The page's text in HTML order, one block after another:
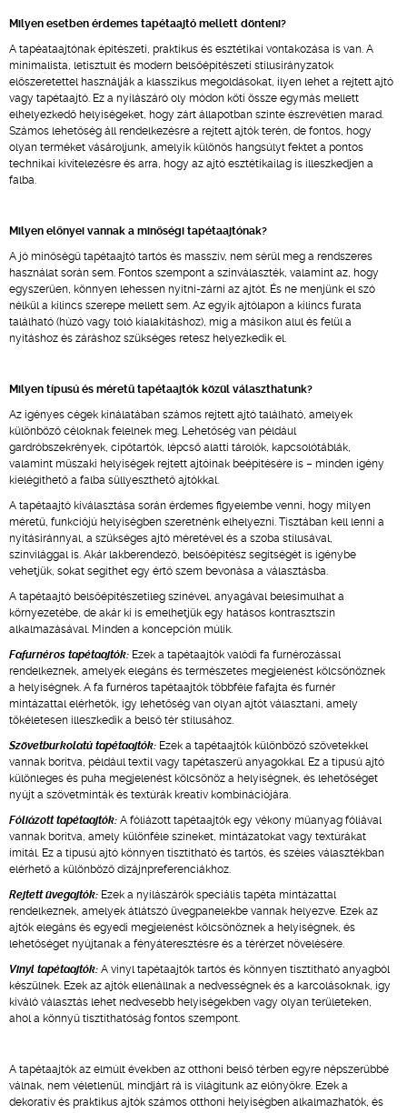
Milyen esetben érdemes tapétaajtó mellett dönteni?
A tapéataajtónak építészeti, praktikus és esztétikai vontakozása is van. A
minimalista, letisztult és modern belsőépítészeti stílusirányzatok
előszeretettel használják a klasszikus megoldásokat, ilyen lehet a rejtett ajtó
vagy tapétaajtó. Ez a nyílászáró oly módon köti össze egymás mellett
elhelyezkedő helyiségeket, hogy zárt állapotban szinte észrevétlen marad.
Számos lehetőség áll rendelkezésre a rejtett ajtók terén, de fontos, hogy
olyan terméket vásároljunk, amelyik különös hangsúlyt fektet a pontos
technikai kivitelezésre és arra, hogy az ajtó esztétikailag is illeszkedjen a
falba.
Milyen előnyei vannak a minőségi tapétaajtónak?
A jó minőségű tapétaajtó tartós és masszív, nem sérül meg a rendszeres
használat során sem. Fontos szempont a színválaszték, valamint az, hogy
egyszerűen, könnyen lehessen nyitni-zárni az ajtót. És ne menjünk el szó
nélkül a kilincs szerepe mellett sem. Az egyik ajtólapon a kilincs furata
található (húzó vagy toló kialakításhoz), míg a másikon alul és felül a
nyitáshoz és záráshoz szükséges retesz helyezkedik el.
Milyen típusú és méretű tapétaajtók közül választhatunk?
Az igényes cégek kínálatában számos rejtett ajtó található, amelyek
különböző céloknak felelnek meg. Lehetőség van például
gardróbszekrények, cipőtartók, lépcső alatti tárolók, kapcsolótáblák,
valamint műszaki helyiségek rejtett ajtóinak beépítésére is – minden igény
kielégíthető a falba süllyeszthető ajtókkal.
A tapétaajtó kiválasztása során érdemes figyelembe venni, hogy milyen
méretű, funkciójú helyiségben szeretnénk elhelyezni. Tisztában kell lenni a
nyitásiránnyal, a szükséges ajtó méretével és a szoba stílusával,
színvilággal is. Akár lakberendező, belsőépítész segítségét is igénybe
vehetjük, sokat segíthet egy értő szem bevonása a választásba.
A tapétaajtó belsőépítészetileg színével, anyagával belesimulhat a
környezetébe, de akár ki is emelhetjük egy hatásos kontrasztszín
alkalmazásával. Minden a koncepción múlik.
Fafurnéros tapétaajtók: Ezek a tapétaajtók valódi fa furnérozással
rendelkeznek, amelyek elegáns és természetes megjelenést kölcsönöznek
a helyiségnek. A fa furnéros tapétaajtók többféle fafajta és furnér
mintázattal elérhetők, így lehetőség van olyan ajtót választani, amely
tökéletesen illeszkedik a belső tér stílusához.
Szövetburkolatú tapétaajtók: Ezek a tapétaajtók különböző szövetekkel
vannak borítva, például textil vagy tapétaszerű anyagokkal. Ez a típusú ajtó
különleges és puha megjelenést kölcsönöz a helyiségnek, és lehetőséget
nyújt a szövetminták és textúrák kreatív kombinációjára.
Fóliázott tapétaajtók: A fóliázott tapétaajtók egy vékony műanyag fóliával
vannak borítva, amely különféle színeket, mintázatokat vagy textúrákat
imitál. Ez a típusú ajtó könnyen tisztítható és tartós, és széles választékban
elérhető a különböző dizájnpreferenciákhoz.
Rejtett üvegajtók: Ezek a nyílászárók speciális tapéta mintázattal
rendelkeznek, amelyek átlátszó üvegpanelekbe vannak helyezve. Ezek az
ajtók elegáns és egyedi megjelenést kölcsönöznek a helyiségnek, és
lehetőséget nyújtanak a fényáteresztésre és a térérzet növelésére.
Vinyl tapétaajtók: A vinyl tapétaajtók tartós és könnyen tisztítható anyagból
készülnek. Ezek az ajtók ellenállnak a nedvességnek és a karcolásoknak, így
kiváló választás lehet nedvesebb helyiségekben vagy olyan területeken,
ahol a könnyű tisztíthatóság fontos szempont.
A tapétaajtók az elmúlt években az otthoni belső térben egyre népszerűbbé
válnak, nem véletlenül, mindjárt rá is világítunk az előnyökre. Ezek a
dekoratív és praktikus ajtók számos otthoni helyiségben alkalmazhatók, és